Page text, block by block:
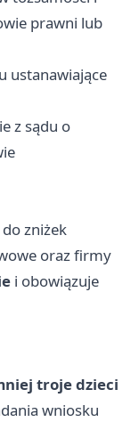
prawni lub
ustanawiające
z sądu o
zniżek
oraz firmy
i obowiązuje
troje dzieci
wniosku